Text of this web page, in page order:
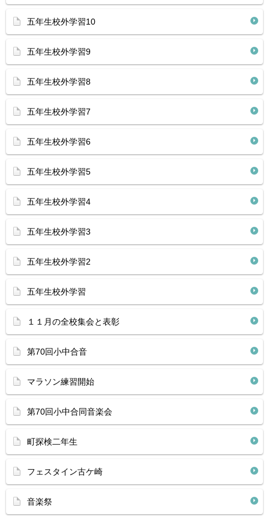
五年生校外学習10
五年生校外学習9
五年生校外学習8
五年生校外学習7
五年生校外学習6
五年生校外学習5
五年生校外学習4
五年生校外学習3
五年生校外学習2
五年生校外学習
１１月の全校集会と表彰
第70回小中合音
マラソン練習開始
第70回小中合同音楽会
町探検二年生
フェスタイン古ケ崎
音楽祭